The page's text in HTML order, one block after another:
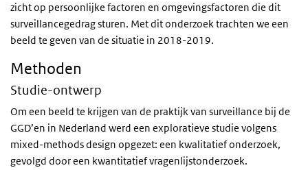
zicht op persoonlijke factoren en omgevingsfactoren die dit
surveillancegedrag sturen. Met dit onderzoek trachten we een
beeld te geven van de situatie in 2018-2019.
Methoden
Studie-ontwerp
Om een beeld te krijgen van de praktijk van surveillance bij de
GGD’en in Nederland werd een exploratieve studie volgens
mixed-methods design opgezet: een kwalitatief onderzoek,
gevolgd door een kwantitatief vragenlijstonderzoek.